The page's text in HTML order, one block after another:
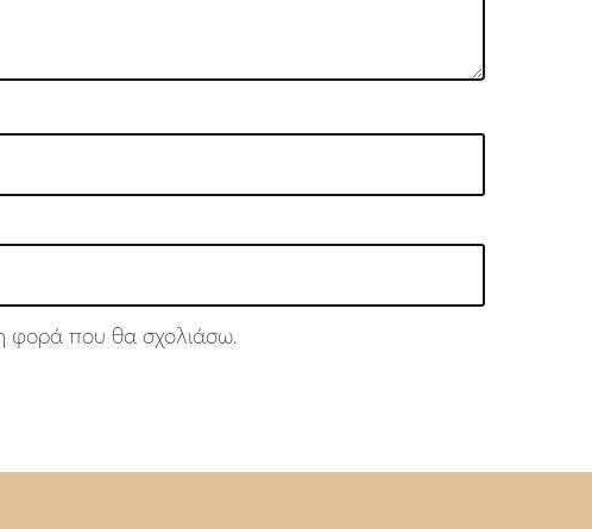
φορά που θα σχολιάσω.